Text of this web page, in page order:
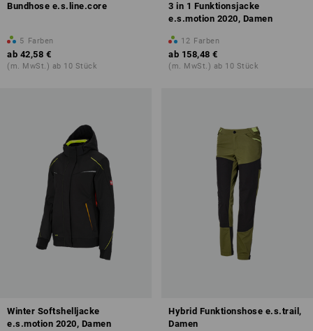
Bundhose e.s.line.core
5 Farben
ab 42,58 €
(m. MwSt.) ab 10 Stück
3 in 1 Funktionsjacke
e.s.motion 2020, Damen
12 Farben
ab 158,48 €
(m. MwSt.) ab 10 Stück
Winter Softshelljacke
e.s.motion 2020, Damen
Hybrid Funktionshose e.s.trail,
Damen